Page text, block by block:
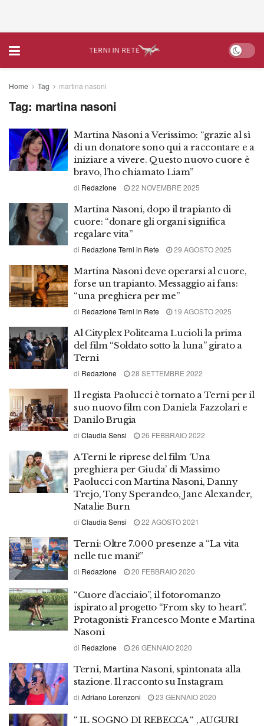
Home Tag martina nasoni
Tag: martina nasoni
Martina Nasoni a Verissimo: “grazie al sì
di un donatore sono qui a raccontare e a
iniziare a vivere. Questo nuovo cuore è
bravo, l’ho chiamato Liam”
di Redazione 22 NOVEMBRE 2025
Martina Nasoni, dopo il trapianto di
cuore: “donare gli organi significa
regalare vita”
di Redazione Terni in Rete 29 AGOSTO 2025
Martina Nasoni deve operarsi al cuore,
forse un trapianto. Messaggio ai fans:
“una preghiera per me”
di Redazione Terni in Rete 19 AGOSTO 2025
Al Cityplex Politeama Lucioli la prima
del film “Soldato sotto la luna” girato a
Terni
di Redazione 28 SETTEMBRE 2022
Il regista Paolucci è tornato a Terni per il
suo nuovo film con Daniela Fazzolari e
Danilo Brugia
di Claudia Sensi 26 FEBBRAIO 2022
A Terni le riprese del film ‘Una
preghiera per Giuda’ di Massimo
Paolucci con Martina Nasoni, Danny
Trejo, Tony Sperandeo, Jane Alexander,
Natalie Burn
di Claudia Sensi 22 AGOSTO 2021
Terni: Oltre 7.000 presenze a “La vita
nelle tue mani!”
di Redazione 20 FEBBRAIO 2020
“Cuore d’acciaio”, il fotoromanzo
ispirato al progetto “From sky to heart”.
Protagonisti: Francesco Monte e Martina
Nasoni
di Redazione 26 GENNAIO 2020
Terni, Martina Nasoni, spintonata alla
stazione. Il racconto su Instagram
di Adriano Lorenzoni 23 GENNAIO 2020
“ IL SOGNO DI REBECCA “ , AUGURI